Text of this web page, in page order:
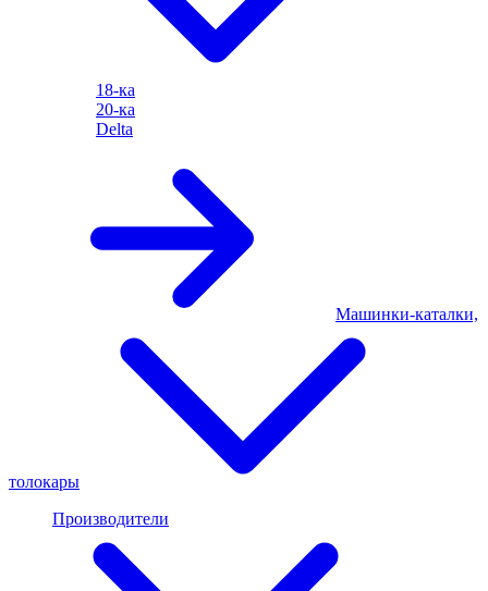
18-ка
20-ка
Delta
Машинки-каталки,
толокары
Производители